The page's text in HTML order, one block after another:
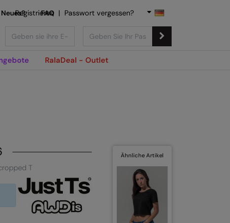
RalaDeal - Outlet
FAQ
Registrieren | Passwort vergessen?
T
Ähnliche Artikel